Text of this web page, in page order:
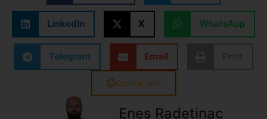
LinkedIn X WhatsApp
Telegram Email
Kopiraj link
Enes Radetinac